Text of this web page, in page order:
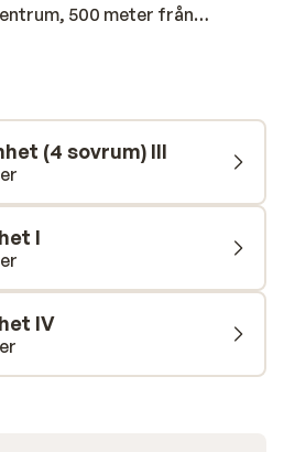
500 meter från
pisten. Skidbussen tar
Detta innebär att på morgonen
vara en av de första i pisten.
och fullt utrustade. Rummen
har alla bekvämligheter.
försvinner bakom berget, är
livliga centrum med bl.a.
och flera afterski-
(4 sovrum) III
I
IV